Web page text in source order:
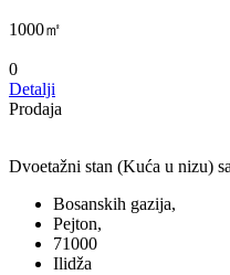
1000㎡
0
Detalji
Prodaja
Dvoetažni stan (Kuća u nizu)
Bosanskih gazija,
Pejton,
71000
Ilidža